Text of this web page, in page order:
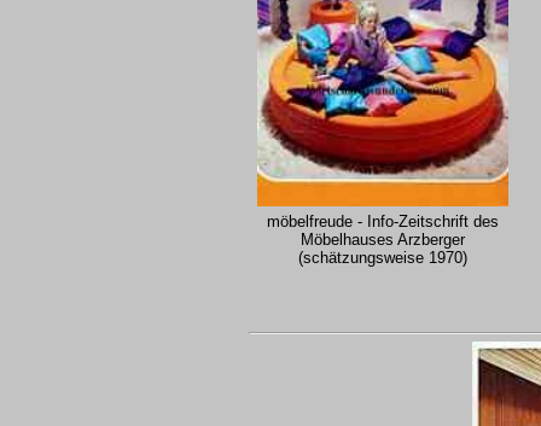
möbelfreude - Info-Zeitschrift des
Möbelhauses Arzberger
(schätzungsweise 1970)